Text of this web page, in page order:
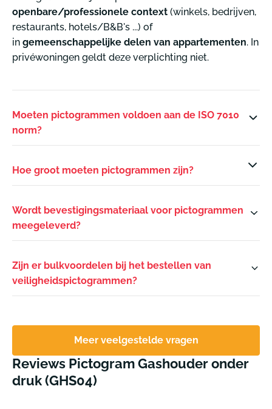
openbare/professionele context (winkels, bedrijven,
restaurants, hotels/B&B's ...) of
in gemeenschappelijke delen van appartementen. In
privéwoningen geldt deze verplichting niet.
Moeten pictogrammen voldoen aan de ISO 7010
norm?
Hoe groot moeten pictogrammen zijn?
Wordt bevestigingsmateriaal voor pictogrammen
meegeleverd?
Zijn er bulkvoordelen bij het bestellen van
veiligheidspictogrammen?
Meer veelgestelde vragen
Reviews Pictogram Gashouder onder
druk (GHS04)